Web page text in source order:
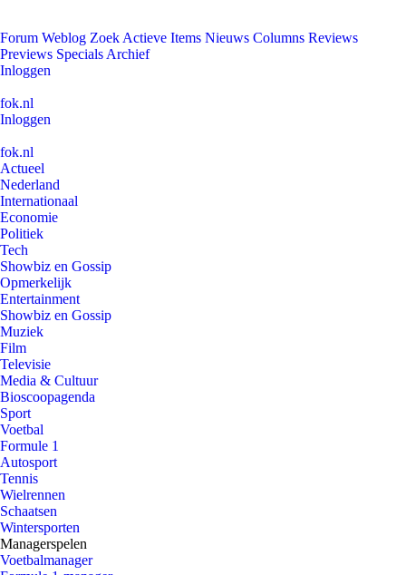
Forum Weblog Zoek Actieve Items Nieuws Columns Reviews
Previews Specials Archief
Inloggen
fok.nl
Inloggen
fok.nl
Actueel
Nederland
Internationaal
Economie
Politiek
Tech
Showbiz en Gossip
Opmerkelijk
Entertainment
Showbiz en Gossip
Muziek
Film
Televisie
Media & Cultuur
Bioscoopagenda
Sport
Voetbal
Formule 1
Autosport
Tennis
Wielrennen
Schaatsen
Wintersporten
Managerspelen
Voetbalmanager